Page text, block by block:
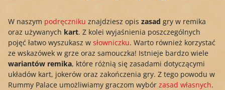
W naszym podręczniku znajdziesz opis zasad gry w remika
oraz używanych kart. Z kolei wyjaśnienia poszczególnych
pojęć łatwo wyszukasz w słowniczku. Warto również korzystać
ze wskazówek w grze oraz samouczka! Istnieje bardzo wiele
wariantów remika, które różnią się zasadami dotyczącymi
układów kart, jokerów oraz zakończenia gry. Z tego powodu w
Rummy Palace umożliwiamy graczom wybór zasad własnych.